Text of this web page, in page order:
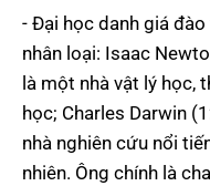
- Đại học danh giá
nhân loại: Isaac
là một nhà vật lý học,
học; Charles Darwin
nhà nghiên cứu nổi
nhiên. Ông chính là